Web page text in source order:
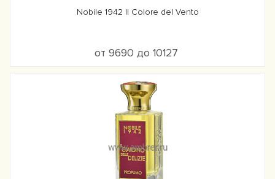
Nobile 1942 Il Colore del Vento
от 9690 до 10127